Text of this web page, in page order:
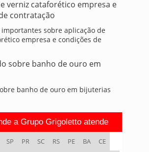
sobre aplicação de
empresa e condições de
banho de ouro em bijuterias
a Grupo Grigoletto atende
SP PR SC RS PE BA CE